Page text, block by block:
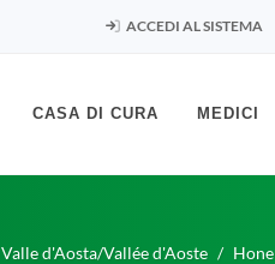
ACCEDI AL SISTEMA
CASA DI CURA MEDICI
Valle d'Aosta/Vallée d'Aoste Hone